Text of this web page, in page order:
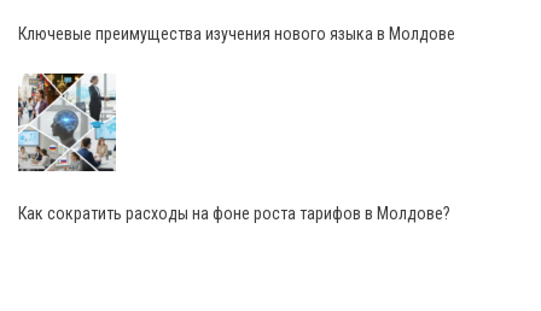
Ключевые преимущества изучения нового языка в Молдове
Как сократить расходы на фоне роста тарифов в Молдове?